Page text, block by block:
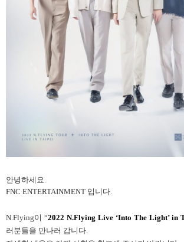
안녕하세요.
FNC ENTERTAINMENT 입니다.
N.Flying이 “2022 N.Flying Live ‘Into The Light’ in
러분들을 만나러 갑니다.